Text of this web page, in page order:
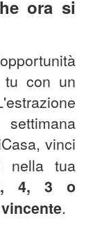
ora si
con un
vinci
nella tua
4, 3 o
vincente.